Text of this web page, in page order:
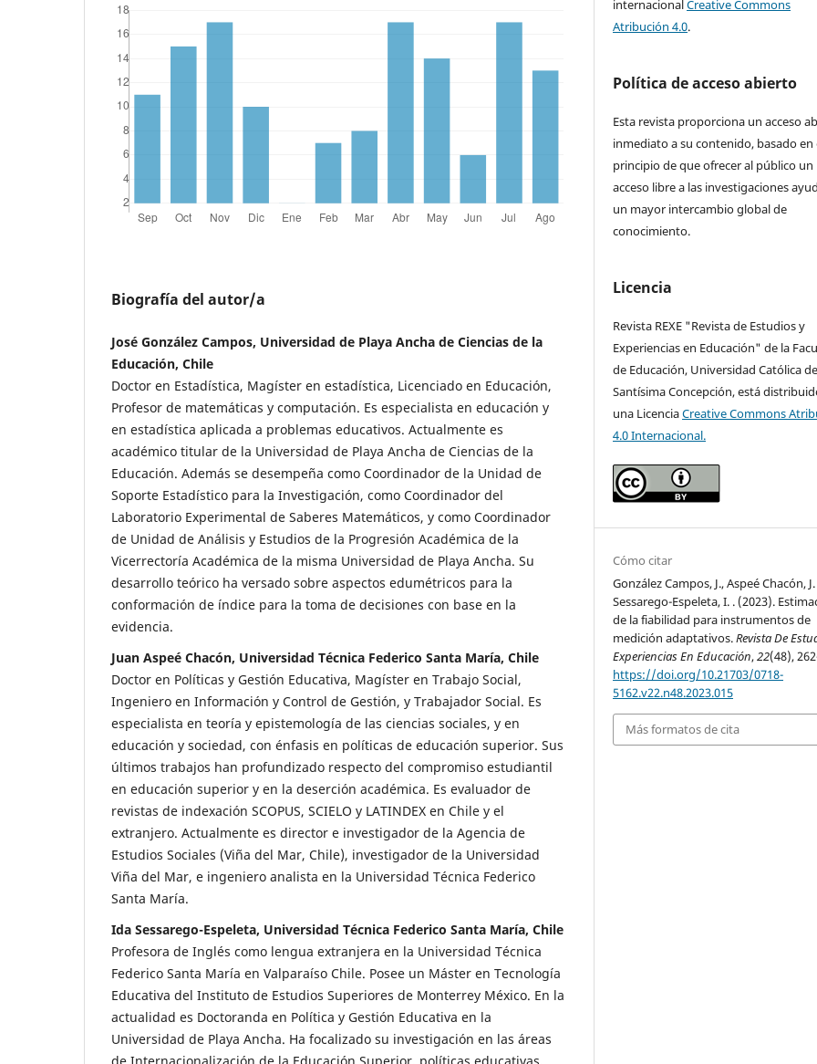
Biografía del autor/a
José González Campos, Universidad de Playa Ancha de Ciencias de la
Educación, Chile
Doctor en Estadística, Magíster en estadística, Licenciado en Educación,
Profesor de matemáticas y computación. Es especialista en educación y
en estadística aplicada a problemas educativos. Actualmente es
académico titular de la Universidad de Playa Ancha de Ciencias de la
Educación. Además se desempeña como Coordinador de la Unidad de
Soporte Estadístico para la Investigación, como Coordinador del
Laboratorio Experimental de Saberes Matemáticos, y como Coordinador
de Unidad de Análisis y Estudios de la Progresión Académica de la
Vicerrectoría Académica de la misma Universidad de Playa Ancha. Su
desarrollo teórico ha versado sobre aspectos edumétricos para la
conformación de índice para la toma de decisiones con base en la
evidencia.
Juan Aspeé Chacón, Universidad Técnica Federico Santa María, Chile
Doctor en Políticas y Gestión Educativa, Magíster en Trabajo Social,
Ingeniero en Información y Control de Gestión, y Trabajador Social. Es
especialista en teoría y epistemología de las ciencias sociales, y en
educación y sociedad, con énfasis en políticas de educación superior. Sus
últimos trabajos han profundizado respecto del compromiso estudiantil
en educación superior y en la deserción académica. Es evaluador de
revistas de indexación SCOPUS, SCIELO y LATINDEX en Chile y el
extranjero. Actualmente es director e investigador de la Agencia de
Estudios Sociales (Viña del Mar, Chile), investigador de la Universidad
Viña del Mar, e ingeniero analista en la Universidad Técnica Federico
Santa María.
Ida Sessarego-Espeleta, Universidad Técnica Federico Santa María, Chile
Profesora de Inglés como lengua extranjera en la Universidad Técnica
Federico Santa María en Valparaíso Chile. Posee un Máster en Tecnología
Educativa del Instituto de Estudios Superiores de Monterrey México. En la
actualidad es Doctoranda en Política y Gestión Educativa en la
Universidad de Playa Ancha. Ha focalizado su investigación en las áreas
internacionalCreative Commons
Atribución 4.0.
Política de acceso abierto
Esta revista proporciona un acceso
inmediato a su contenido, basado en
principio de que ofrecer al público un
acceso libre a las investigaciones
un mayor intercambio global de
conocimiento.
Licencia
Revista REXE "Revista de Estudios y
Experiencias en Educación" de la
de Educación, Universidad Católica
Santísima Concepción, está
una LicenciaCreative Commons
4.0 Internacional.
Cómo citar
González Campos, J., Aspeé Chacón,
Sessarego-Espeleta, I. . (2023).
de la fiabilidad para instrumentos de
medición adaptativos.Revista De
Experiencias En Educación,22(48),
https://doi.org/10.21703/0718-
5162.v22.n48.2023.015
Más formatos de cita